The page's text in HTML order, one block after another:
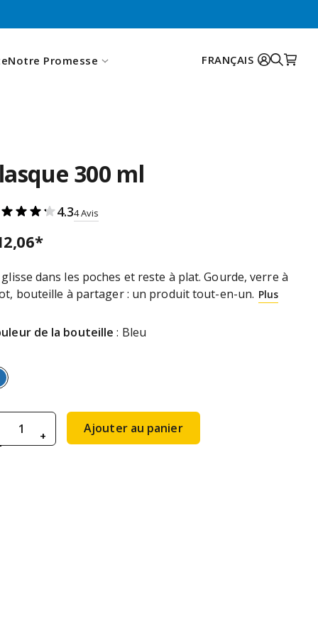
Notre Promesse FRANÇAIS Toggle
300 ml
4.34Avis
*
glisse dans les poches et reste à plat. Gourde, verre à
bouteille à partager : un produit tout-en-un. Plus
de la bouteille : Bleu
de Flasque 300 ml
Ajouter au panier